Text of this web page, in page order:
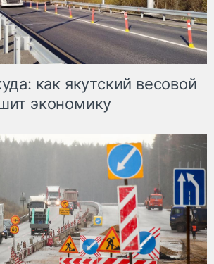
как якутский весовой
экономику